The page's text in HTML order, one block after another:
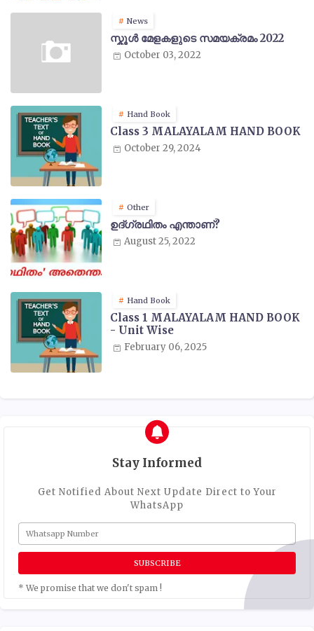
News
സ്കൂൾ മേളകളുടെ സമയക്രമം 2022
October 03, 2022
Hand Book
Class 3 MALAYALAM HAND BOOK
October 29, 2024
Other
ഉദ്ഗ്രഥിതം എന്താണ്?
August 25, 2022
Hand Book
Class 1 MALAYALAM HAND BOOK
- Unit Wise
February 06, 2025
Stay Informed
Get Notified About Next Update Direct to Your
WhatsApp
* We promise that we don't spam !